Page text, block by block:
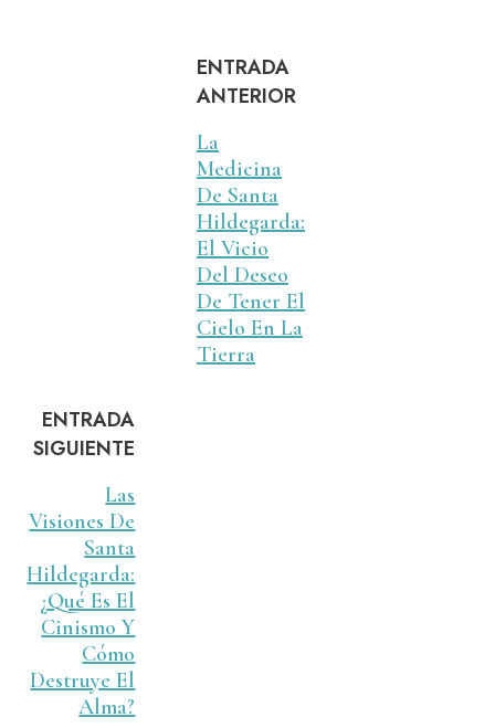
ENTRADA
ANTERIOR
La
Medicina
De Santa
Hildegarda:
El Vicio
Del Deseo
De Tener El
Cielo En La
Tierra
ENTRADA
SIGUIENTE
Las
Visiones De
Santa
Hildegarda:
¿Qué Es El
Cinismo Y
Cómo
Destruye El
Alma?